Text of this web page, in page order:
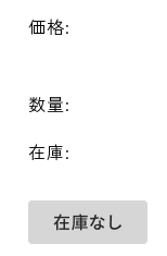
価格:
数量:
在庫: